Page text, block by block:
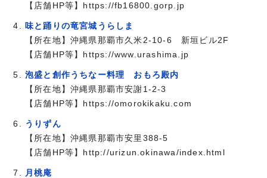
【店舗HP等】https://fb16800.gorp.jp
味と踊りの竜宮城うらしま
【所在地】沖縄県那覇市久米2-10-6 新垣ビル2F
【店舗HP等】https://www.urashima.jp
泡盛と創作うちなー料理 おもろ殿内
【所在地】沖縄県那覇市安謝1-2-3
【店舗HP等】https://omorokikaku.com
うりずん
【所在地】沖縄県那覇市安里388-5
【店舗HP等】http://urizun.okinawa/index.html
月桃庵